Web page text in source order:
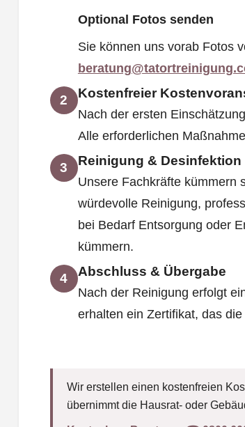
Optional Fotos senden
Sie können uns vorab Fotos
2 Kostenfreier
Nach der ersten
Alle erforderlichen
3 Reinigung & Desinfektion
Unsere Fachkräfte kümmern
würdevolle Reinigung,
bei Bedarf Entsorgung oder
kümmern.
4 Abschluss & Übergabe
Nach der Reinigung erfolgt
erhalten ein Zertifikat, das
Wir erstellen einen kostenfreien
übernimmt die Hausrat- oder